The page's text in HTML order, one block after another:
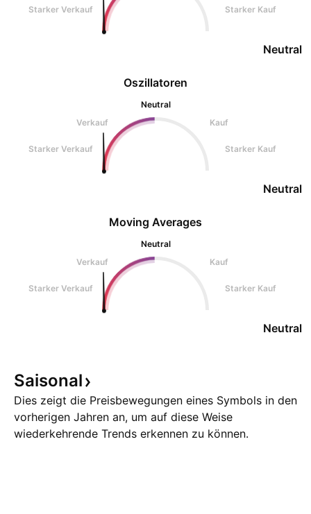
Oszillatoren
Neutral
Verkauf
Kauf
Starker Verkauf Starker Kauf
Neutral
Starker Verkauf Starker Kauf
Neutral
Moving Averages
Neutral
Verkauf
Kauf
Starker Verkauf Starker Kauf
Neutral
Saisonal
Dies zeigt die Preisbewegungen eines Symbols in den
vorherigen Jahren an, um auf diese Weise
wiederkehrende Trends erkennen zu können.